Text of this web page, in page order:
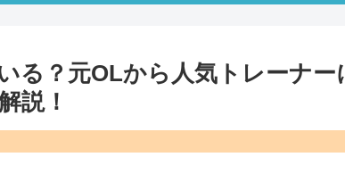
る？元OLから人気トレーナー
説！